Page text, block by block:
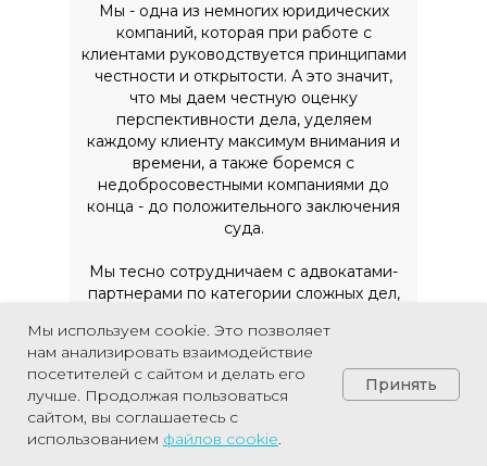
Мы - одна из немногих юридических
компаний, которая при работе с
клиентами руководствуется принципами
честности и открытости. А это значит,
что мы даем честную оценку
перспективности дела, уделяем
каждому клиенту максимум внимания и
времени, а также боремся с
недобросовестными компаниями до
конца - до положительного заключения
суда.
Мы тесно сотрудничаем с адвокатами-
партнерами по категории сложных дел,
жизненными ситуациями.
Позвонить
Мы используем cookie. Это позволяет
нам анализировать взаимодействие
посетителей с сайтом и делать его
лучше. Продолжая пользоваться
сайтом, вы соглашаетесь с
использованием файлов cookie.
Принять